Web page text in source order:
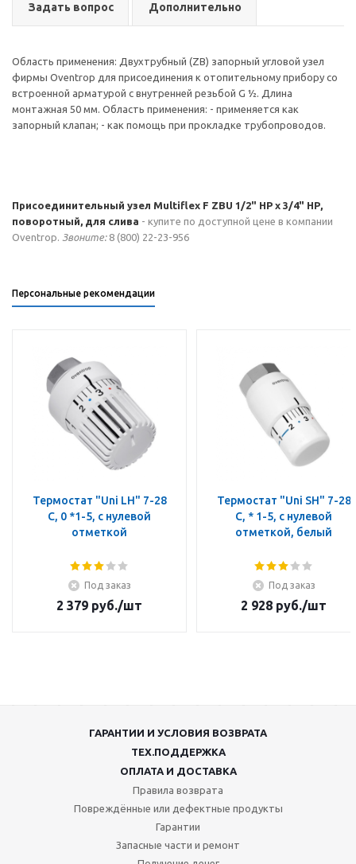
Задать вопрос Дополнительно
Область применения: Двухтрубный (ZB) запорный угловой узел
фирмы Oventrop для присоединения к отопительному прибору со
встроенной арматурой с внутренней резьбой G 1⁄2. Длина
монтажная 50 мм. Область применения: - применяется как
запорный клапан; - как помощь при прокладке трубопроводов.
Присоединительный узел Multiflex F ZBU 1/2" НР x 3/4" НР,
поворотный, для слива - купите по доступной цене в компании
Oventrop. Звоните:8 (800) 22-23-956
Персональные рекомендации
Термостат "Uni LH" 7-28
C, 0 *1-5, с нулевой
отметкой
Под заказ
2 379 руб./шт
Термостат "Uni SH" 7-28
C, * 1-5, с нулевой
отметкой, белый
Под заказ
2 928 руб./шт
ГАРАНТИИ И УСЛОВИЯ ВОЗВРАТА
ТЕХ.ПОДДЕРЖКА
ОПЛАТА И ДОСТАВКА
Правила возврата
Повреждённые или дефектные продукты
Гарантии
Запасные части и ремонт